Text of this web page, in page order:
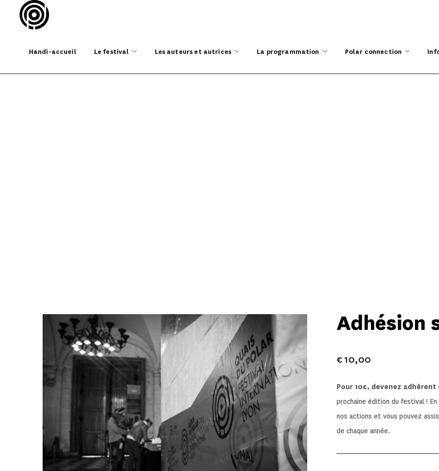
Handi-accueil Le festival Les auteurs et autrices La programmation Polar connection
Adhésion
€ 10,00
Pour 10€, devenez adhérent
prochaine édition du festival !
nos actions et vous pouvez
de chaque année.